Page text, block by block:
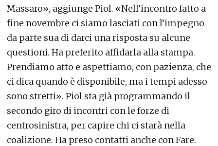
Massaro», aggiunge Piol. «Nell’incontro fatto a
fine novembre ci siamo lasciati con l’impegno
da parte sua di darci una risposta su alcune
questioni. Ha preferito affidarla alla stampa.
Prendiamo atto e aspettiamo, con pazienza, che
ci dica quando è disponibile, ma i tempi adesso
sono stretti». Piol sta già programmando il
secondo giro di incontri con le forze di
centrosinistra, per capire chi ci starà nella
coalizione. Ha preso contatti anche con Fare.